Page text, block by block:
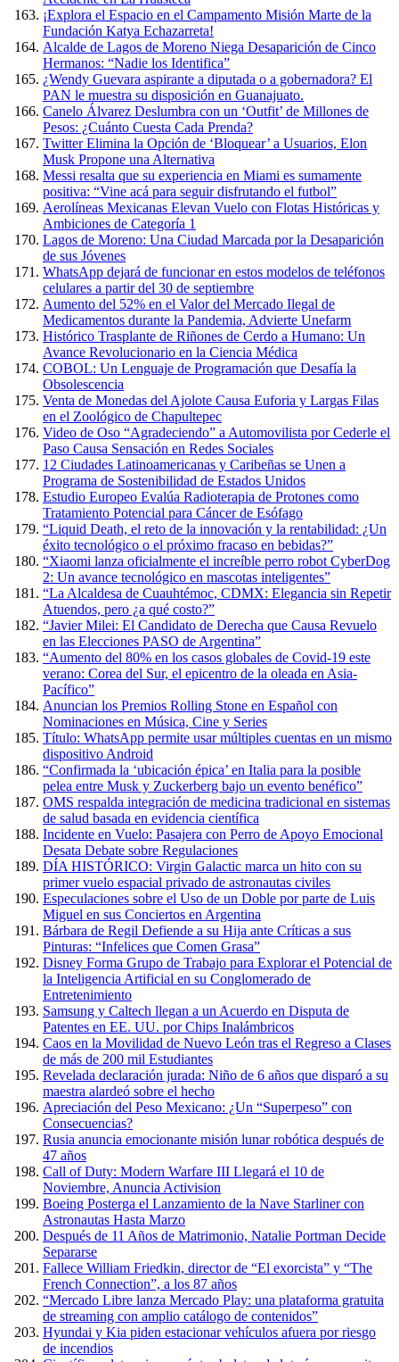
¡Explora el Espacio en el Campamento Misión Marte de la
Fundación Katya Echazarreta!
Alcalde de Lagos de Moreno Niega Desaparición de Cinco
Hermanos: “Nadie los Identifica”
¿Wendy Guevara aspirante a diputada o a gobernadora? El
PAN le muestra su disposición en Guanajuato.
Canelo Álvarez Deslumbra con un ‘Outfit’ de Millones de
Pesos: ¿Cuánto Cuesta Cada Prenda?
Twitter Elimina la Opción de ‘Bloquear’ a Usuarios, Elon
Musk Propone una Alternativa
Messi resalta que su experiencia en Miami es sumamente
positiva: “Vine acá para seguir disfrutando el futbol”
Aerolíneas Mexicanas Elevan Vuelo con Flotas Históricas y
Ambiciones de Categoría 1
Lagos de Moreno: Una Ciudad Marcada por la Desaparición
de sus Jóvenes
WhatsApp dejará de funcionar en estos modelos de teléfonos
celulares a partir del 30 de septiembre
Aumento del 52% en el Valor del Mercado Ilegal de
Medicamentos durante la Pandemia, Advierte Unefarm
Histórico Trasplante de Riñones de Cerdo a Humano: Un
Avance Revolucionario en la Ciencia Médica
COBOL: Un Lenguaje de Programación que Desafía la
Obsolescencia
Venta de Monedas del Ajolote Causa Euforia y Largas Filas
en el Zoológico de Chapultepec
Video de Oso “Agradeciendo” a Automovilista por Cederle el
Paso Causa Sensación en Redes Sociales
12 Ciudades Latinoamericanas y Caribeñas se Unen a
Programa de Sostenibilidad de Estados Unidos
Estudio Europeo Evalúa Radioterapia de Protones como
Tratamiento Potencial para Cáncer de Esófago
“Liquid Death, el reto de la innovación y la rentabilidad: ¿Un
éxito tecnológico o el próximo fracaso en bebidas?”
“Xiaomi lanza oficialmente el increíble perro robot CyberDog
2: Un avance tecnológico en mascotas inteligentes”
“La Alcaldesa de Cuauhtémoc, CDMX: Elegancia sin Repetir
Atuendos, pero ¿a qué costo?”
“Javier Milei: El Candidato de Derecha que Causa Revuelo
en las Elecciones PASO de Argentina”
“Aumento del 80% en los casos globales de Covid-19 este
verano: Corea del Sur, el epicentro de la oleada en Asia-
Pacífico”
Anuncian los Premios Rolling Stone en Español con
Nominaciones en Música, Cine y Series
Título: WhatsApp permite usar múltiples cuentas en un mismo
dispositivo Android
“Confirmada la ‘ubicación épica’ en Italia para la posible
pelea entre Musk y Zuckerberg bajo un evento benéfico”
OMS respalda integración de medicina tradicional en sistemas
de salud basada en evidencia científica
Incidente en Vuelo: Pasajera con Perro de Apoyo Emocional
Desata Debate sobre Regulaciones
DÍA HISTÓRICO: Virgin Galactic marca un hito con su
primer vuelo espacial privado de astronautas civiles
Especulaciones sobre el Uso de un Doble por parte de Luis
Miguel en sus Conciertos en Argentina
Bárbara de Regil Defiende a su Hija ante Críticas a sus
Pinturas: “Infelices que Comen Grasa”
Disney Forma Grupo de Trabajo para Explorar el Potencial de
la Inteligencia Artificial en su Conglomerado de
Entretenimiento
Samsung y Caltech llegan a un Acuerdo en Disputa de
Patentes en EE. UU. por Chips Inalámbricos
Caos en la Movilidad de Nuevo León tras el Regreso a Clases
de más de 200 mil Estudiantes
Revelada declaración jurada: Niño de 6 años que disparó a su
maestra alardeó sobre el hecho
Apreciación del Peso Mexicano: ¿Un “Superpeso” con
Consecuencias?
Rusia anuncia emocionante misión lunar robótica después de
47 años
Call of Duty: Modern Warfare III Llegará el 10 de
Noviembre, Anuncia Activision
Boeing Posterga el Lanzamiento de la Nave Starliner con
Astronautas Hasta Marzo
Después de 11 Años de Matrimonio, Natalie Portman Decide
Separarse
Fallece William Friedkin, director de “El exorcista” y “The
French Connection”, a los 87 años
“Mercado Libre lanza Mercado Play: una plataforma gratuita
de streaming con amplio catálogo de contenidos”
Hyundai y Kia piden estacionar vehículos afuera por riesgo
de incendios